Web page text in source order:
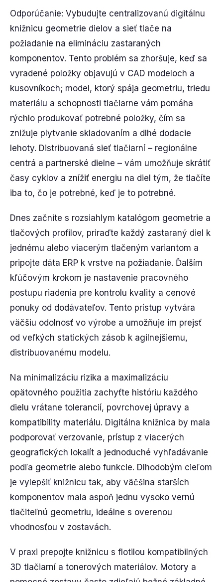
Odporúčanie: Vybudujte centralizovanú digitálnu
knižnicu geometrie dielov a sieť tlače na
požiadanie na elimináciu zastaraných
komponentov. Tento problém sa zhoršuje, keď sa
vyradené položky objavujú v CAD modeloch a
kusovníkoch; model, ktorý spája geometriu, triedu
materiálu a schopnosti tlačiarne vám pomáha
rýchlo produkovať potrebné položky, čím sa
znižuje plytvanie skladovaním a dlhé dodacie
lehoty. Distribuovaná sieť tlačiarní – regionálne
centrá a partnerské dielne – vám umožňuje skrátiť
časy cyklov a znížiť energiu na diel tým, že tlačíte
iba to, čo je potrebné, keď je to potrebné.
Dnes začnite s rozsiahlym katalógom geometrie a
tlačových profilov, priraďte každý zastaraný diel k
jednému alebo viacerým tlačeným variantom a
pripojte dáta ERP k vrstve na požiadanie. Ďalším
kľúčovým krokom je nastavenie pracovného
postupu riadenia pre kontrolu kvality a cenové
ponuky od dodávateľov. Tento prístup vytvára
väčšiu odolnosť vo výrobe a umožňuje im prejsť
od veľkých statických zásob k agilnejšiemu,
distribuovanému modelu.
Na minimalizáciu rizika a maximalizáciu
opätovného použitia zachyťte históriu každého
dielu vrátane tolerancií, povrchovej úpravy a
kompatibility materiálu. Digitálna knižnica by mala
podporovať verzovanie, prístup z viacerých
geografických lokalít a jednoduché vyhľadávanie
podľa geometrie alebo funkcie. Dlhodobým cieľom
je vylepšiť knižnicu tak, aby väčšina starších
komponentov mala aspoň jednu vysoko vernú
tlačiteľnú geometriu, ideálne s overenou
vhodnosťou v zostavách.
V praxi prepojte knižnicu s flotilou kompatibilných
3D tlačiarní a tonerových materiálov. Motory a